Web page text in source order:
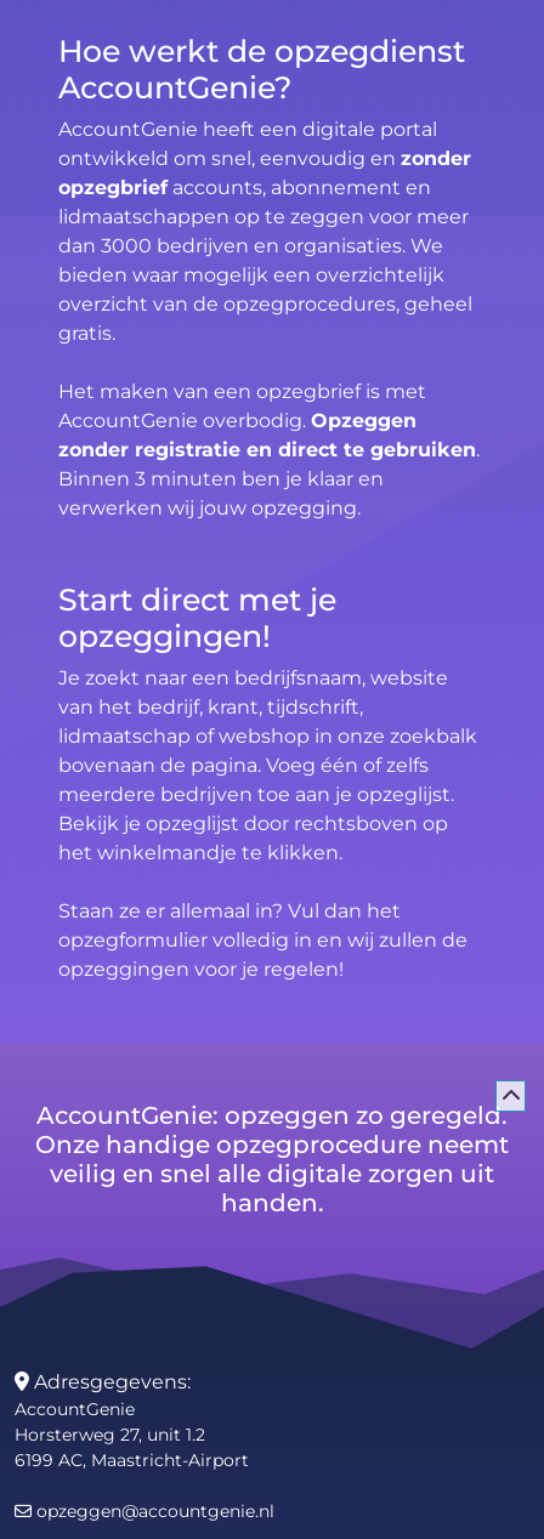
Hoe werkt de opzegdienst
AccountGenie?
AccountGenie heeft een digitale portal
ontwikkeld om snel, eenvoudig en zonder
opzegbriefaccounts, abonnement en
lidmaatschappen op te zeggen voor meer
dan 3000 bedrijven en organisaties. We
bieden waar mogelijk een overzichtelijk
overzicht van de opzegprocedures, geheel
gratis.
Het maken van een opzegbrief is met
AccountGenie overbodig. Opzeggen
zonder registratie en direct te gebruiken.
Binnen 3 minuten ben je klaar en
verwerken wij jouw opzegging.
Start direct met je
opzeggingen!
Je zoekt naar een bedrijfsnaam, website
van het bedrijf, krant, tijdschrift,
lidmaatschap of webshop in onze zoekbalk
bovenaan de pagina. Voeg één of zelfs
meerdere bedrijven toe aan je opzeglijst.
Bekijk je opzeglijst door rechtsboven op
het winkelmandje te klikken.
Staan ze er allemaal in? Vul dan het
opzegformulier volledig in en wij zullen de
opzeggingen voor je regelen!
AccountGenie: opzeggen zo geregeld.
Onze handige opzegprocedure neemt
veilig en snel alle digitale zorgen uit
handen.
Adresgegevens:
AccountGenie
Horsterweg 27, unit 1.2
6199 AC, Maastricht-Airport
opzeggen@accountgenie.nl